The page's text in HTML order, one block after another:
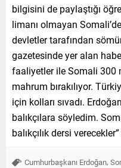
bilgisini de paylaştığı
limanı olmayan
devletler tarafından
gazetesinde yer alan
faaliyetler ile Somali 300
mahrum bırakılıyor.
için kolları sıvadı.
balıkçılara söyledim.
balıkçılık dersi
Cumhurbaşkanı Erdoğan,